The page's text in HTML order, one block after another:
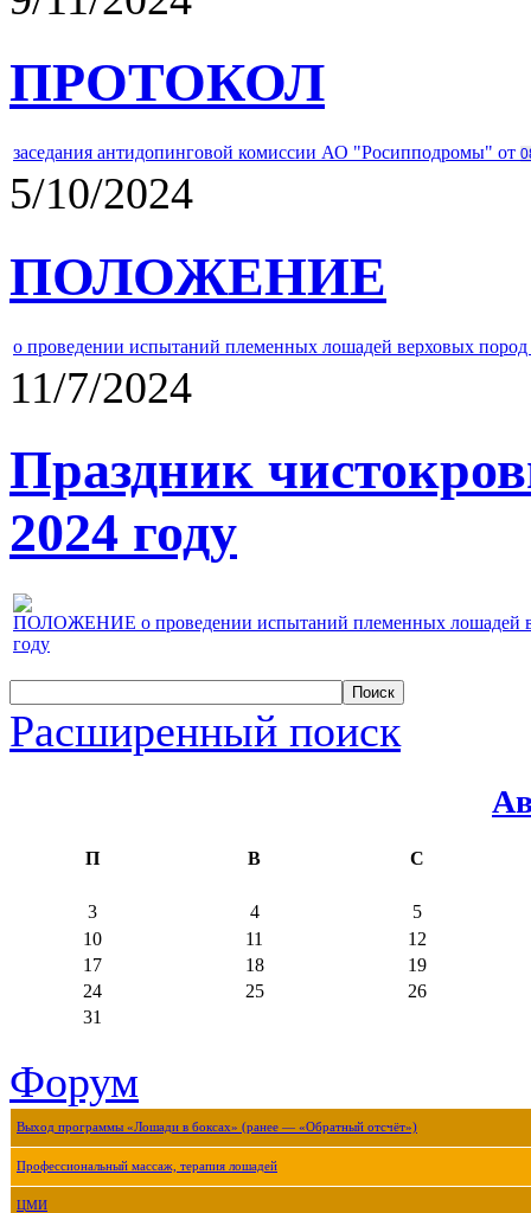
ПРОТОКОЛ
заседания антидопинговой комиссии АО "Росипподромы" от
5/10/2024
ПОЛОЖЕНИЕ
о проведении испытаний племенных лошадей верховых
11/7/2024
Праздник
2024 году
ПОЛОЖЕНИЕ о проведении испытаний племенных лошадей
году
Расширенный поиск
П В С
3 4
5
10
11
12
17
18
19
24
25
26
31
Форум
Выход программы «Лошади в боксах» (ранее — «Обратный отсчёт»)
Профессиональный массаж, терапия лошадей
ЦМИ